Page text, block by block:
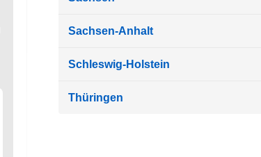
Sachsen-Anhalt
Schleswig-Holstein
Thüringen